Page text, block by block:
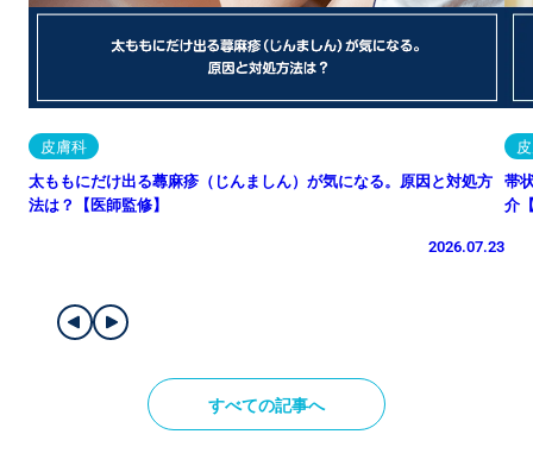
皮膚科
太ももにだけ出る蕁麻疹（じんましん）が気になる。原因と対処方
法は？【医師監修】
2026.07.23
帯
介
すべての記事へ